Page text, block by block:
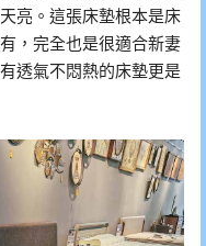
亮。這張床墊根本是床
，完全也是很適合新妻
透氣不悶熱的床墊更是